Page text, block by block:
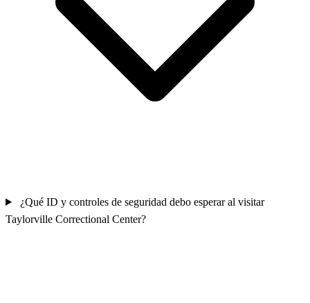
¿Qué ID y controles de seguridad debo esperar al visitar
Taylorville Correctional Center?